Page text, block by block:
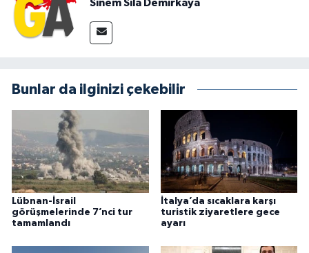
Sinem Sıla Demirkaya
Bunlar da ilginizi çekebilir
Lübnan-İsrail
görüşmelerinde 7’nci tur
tamamlandı
İtalya’da sıcaklara karşı
turistik ziyaretlere gece
ayarı